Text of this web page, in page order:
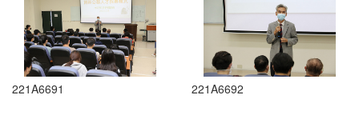
221A6691 221A6692